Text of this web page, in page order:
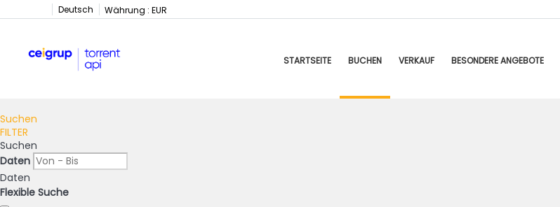
Deutsch Währung : EUR
STARTSEITE BUCHEN VERKAUF BESONDERE ANGEBOTE
Suchen
FILTER
Suchen
Daten
Daten
Flexible Suche